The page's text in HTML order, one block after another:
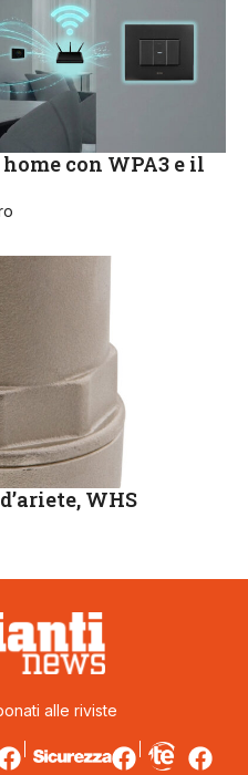
con WPA3 e il
WHS
alle riviste